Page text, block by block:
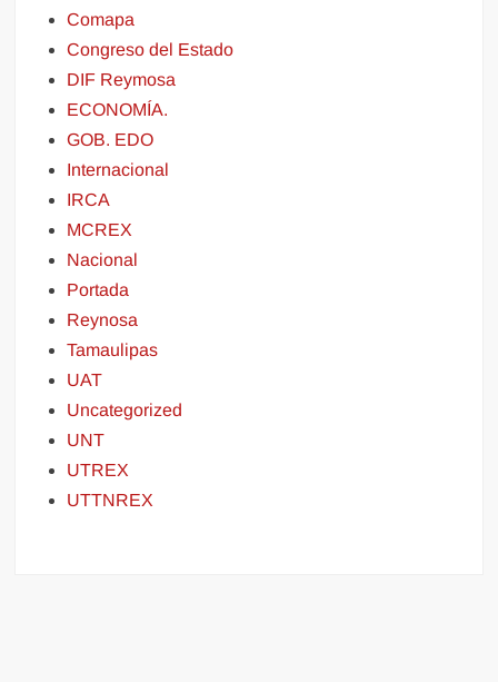
Comapa
Congreso del Estado
DIF Reymosa
ECONOMÍA.
GOB. EDO
Internacional
IRCA
MCREX
Nacional
Portada
Reynosa
Tamaulipas
UAT
Uncategorized
UNT
UTREX
UTTNREX